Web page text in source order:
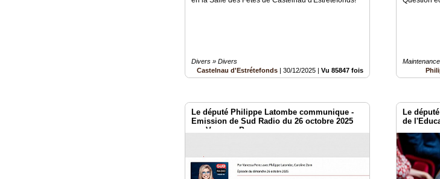
Divers » Divers
Castelnau d'Estrétefonds |30/12/2025 |Vu 85847 fois
Le député Philippe Latombe communique -
Emission de Sud Radio du 26 octobre 2025
par Vanessa Perez
Le
de